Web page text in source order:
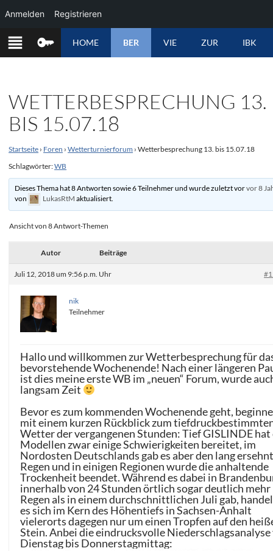
ZUM
INHALT
HOME BER VIE ZUR IBK
WETTERBESPRECHUNG 13.
BIS 15.07.18
Startseite › Foren › Wetterturnierforum › Wetterbesprechung 13. bis 15.07.18
Schlagwörter:WB
Dieses Thema hat 8 Antworten sowie 6 Teilnehmer und wurde zuletzt vorvor 8
von
LukasRtM aktualisiert.
Ansicht von 8 Antwort-Themen
Autor Beiträge
Juli 12, 2018 um 9:56 p.m. Uhr
nik
Teilnehmer
Hallo und willkommen zur Wetterbesprechung für
bevorstehende Wochenende! Nach einer längeren
ist dies meine erste WB im „neuen“ Forum, wurde
langsam Zeit
Bevor es zum kommenden Wochenende geht,
mit einem kurzen Rückblick zum
Wetter der vergangenen Stunden: Tief GISLINDE hat
Modellen zwar einige Schwierigkeiten bereitet, im
Nordosten Deutschlands gab es aber den lang
Regen und in einigen Regionen wurde die anhaltende
Trockenheit beendet. Während es dabei in
innerhalb von 24 Stunden örtlich sogar deutlich mehr
Regen als in einem durchschnittlichen Juli gab,
es sich im Kern des Höhentiefs in Sachsen-Anhalt
vielerorts dagegen nur um einen Tropfen auf den
Stein. Anbei die eindrucksvolle Niederschlagsanalyse
Dienstag bis Donnerstagmittag:
Anmelden Registrieren